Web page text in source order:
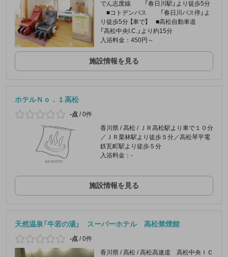
でん志度線 「春日川駅」より徒歩5分
■コトデンバス 「春日川バス停」よ
り徒歩5分 【車で】 ■高松自動車道
「高松中央I.C.」より約15分
入浴料金：450円～
施設情報を見る
ホテルＮｏ．１高松
-点 /0件
香川県 / 高松 / ＪＲ高松駅より車で１０分
／ＪＲ栗林駅より徒歩５分／高松琴平電
鉄瓦町駅より徒歩５分
入浴料金：-
施設情報を見る
天然温泉「牛若の湯」 スーパーホテル 高松禁煙館
-点 /0件
香川県 / 高松 / 高松高速道 高松中央ＩＣ